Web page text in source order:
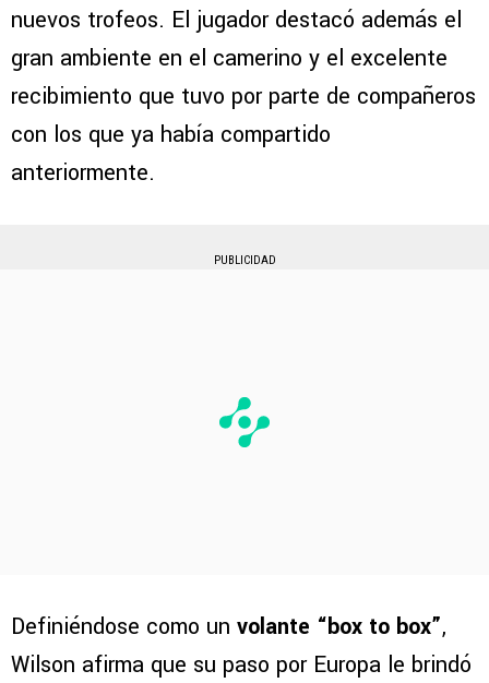
nuevos trofeos. El jugador destacó además el
gran ambiente en el camerino y el excelente
recibimiento que tuvo por parte de compañeros
con los que ya había compartido
anteriormente.
PUBLICIDAD
Definiéndose como un volante “box to box”,
Wilson afirma que su paso por Europa le brindó